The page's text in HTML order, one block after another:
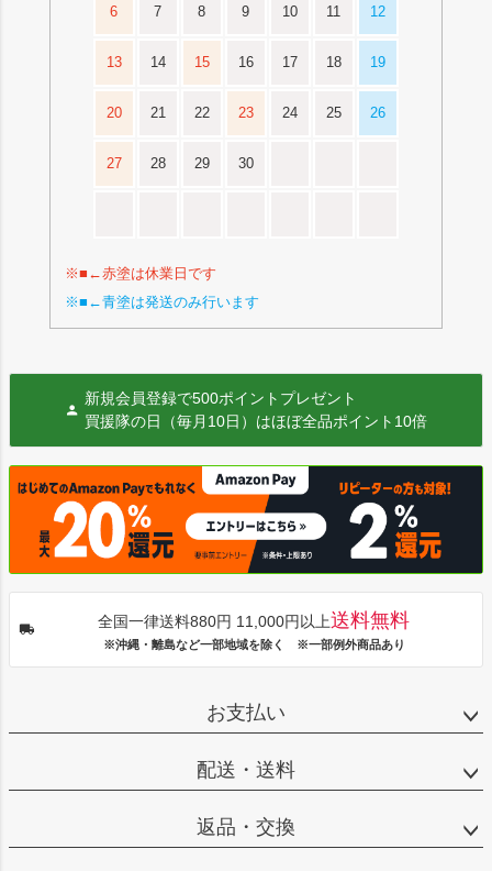
6 7 8 9 10 11 12
13 14 15 16 17 18 19
20 21 22 23 24 25 26
27 28 29 30
※■←赤塗は休業日です
※■←青塗は発送のみ行います
新規会員登録で500ポイントプレゼント
買援隊の日（毎月10日）はほぼ全品ポイント10倍
全国一律送料880円 11,000円以上送料無料
※沖縄・離島など一部地域を除く ※一部例外商品あり
お支払い
配送・送料
返品・交換